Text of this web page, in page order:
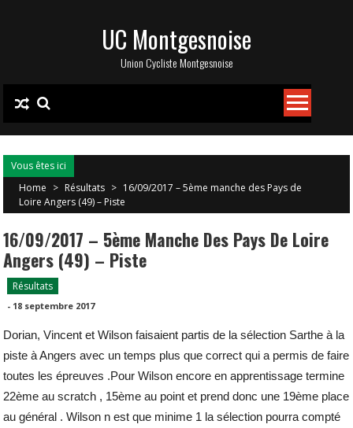
UC Montgesnoise
Union Cycliste Montgesnoise
Vous êtes ici
Home > Résultats > 16/09/2017 – 5ème manche des Pays de
Loire Angers (49) – Piste
16/09/2017 – 5ème Manche Des Pays De Loire
Angers (49) – Piste
Résultats
- 18 septembre 2017
Dorian, Vincent et Wilson faisaient partis de la sélection Sarthe à la
piste à Angers avec un temps plus que correct qui a permis de faire
toutes les épreuves .Pour Wilson encore en apprentissage termine
22ème au scratch , 15ème au point et prend donc une 19ème place
au général . Wilson n est que minime 1 la sélection pourra compté